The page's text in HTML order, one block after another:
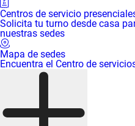
Centros de servicio
Solicita tu turno desde casa
nuestras sedes
Mapa de sedes
Encuentra el Centro de